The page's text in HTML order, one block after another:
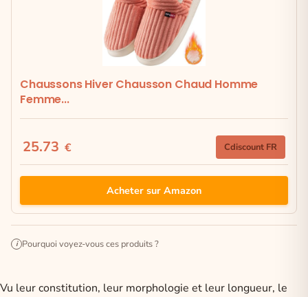
Chaussons Hiver Chausson Chaud Homme
Femme...
25.73 € Cdiscount FR
Acheter sur Amazon
i Pourquoi voyez-vous ces produits ?
Vu leur constitution, leur morphologie et leur longueur, le